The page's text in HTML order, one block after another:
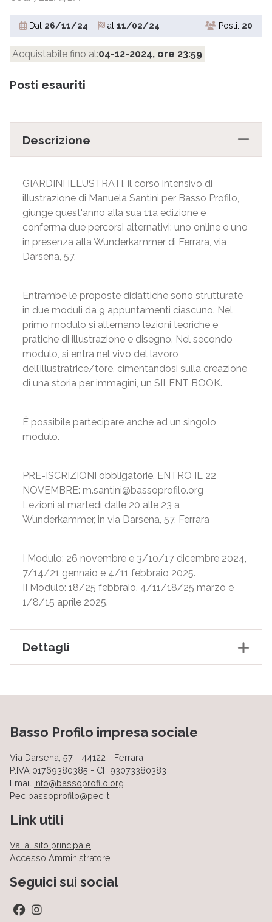
Dal 26/11/24 al 11/02/24 Posti: 20
Acquistabile fino al:04-12-2024, ore 23:59
Posti esauriti
Descrizione
GIARDINI ILLUSTRATI, il corso intensivo di
illustrazione di Manuela Santini per Basso Profilo,
giunge quest'anno alla sua 11a edizione e
conferma due percorsi alternativi: uno online e uno
in presenza alla Wunderkammer di Ferrara, via
Darsena, 57.
Entrambe le proposte didattiche sono strutturate
in due moduli da 9 appuntamenti ciascuno. Nel
primo modulo si alternano lezioni teoriche e
pratiche di illustrazione e disegno. Nel secondo
modulo, si entra nel vivo del lavoro
dell’illustratrice/tore, cimentandosi sulla creazione
di una storia per immagini, un SILENT BOOK.
È possibile partecipare anche ad un singolo
modulo.
PRE-ISCRIZIONI obbligatorie, ENTRO IL 22
NOVEMBRE: m.santini@bassoprofilo.org
Lezioni al martedì dalle 20 alle 23 a
Wunderkammer, in via Darsena, 57, Ferrara
I Modulo: 26 novembre e 3/10/17 dicembre 2024,
7/14/21 gennaio e 4/11 febbraio 2025.
II Modulo: 18/25 febbraio, 4/11/18/25 marzo e
1/8/15 aprile 2025.
Dettagli
Basso Profilo impresa sociale
Via Darsena, 57 - 44122 - Ferrara
P.IVA 01769380385 - CF 93073380383
Email info@bassoprofilo.org
Pec bassoprofilo@pec.it
Link utili
Vai al sito principale
Accesso Amministratore
Seguici sui social